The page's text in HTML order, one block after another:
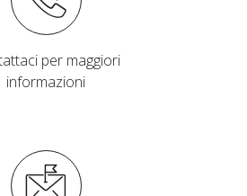
per maggiori
informazioni